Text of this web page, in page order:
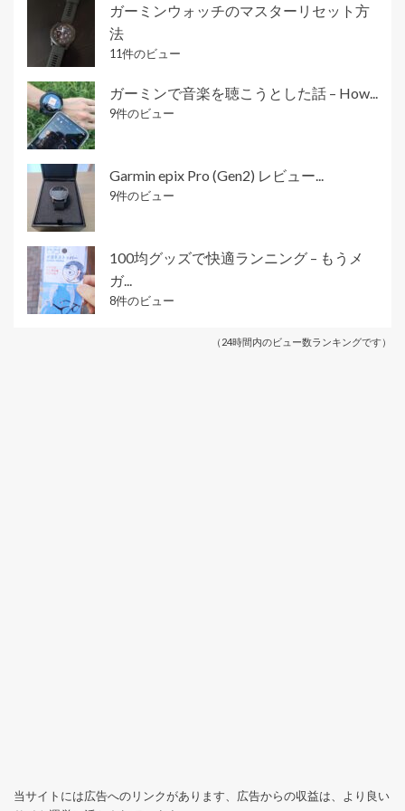
ガーミンウォッチのマスターリセット方
法
11件のビュー
ガーミンで音楽を聴こうとした話 – How...
9件のビュー
Garmin epix Pro (Gen2) レビュー...
9件のビュー
100均グッズで快適ランニング – もうメ
ガ...
8件のビュー
（24時間内のビュー数ランキングです）
当サイトには広告へのリンクがあります、広告からの収益は、より良い